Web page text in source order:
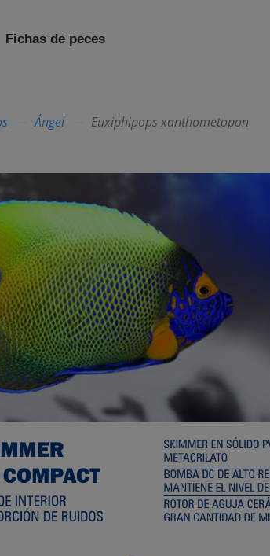
Fichas de peces
Ángel Euxiphipops xanthometopon